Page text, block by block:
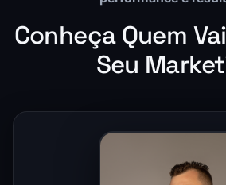
Conheça Quem
Seu